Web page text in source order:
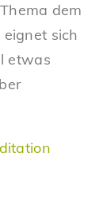
dem
sich
etwas